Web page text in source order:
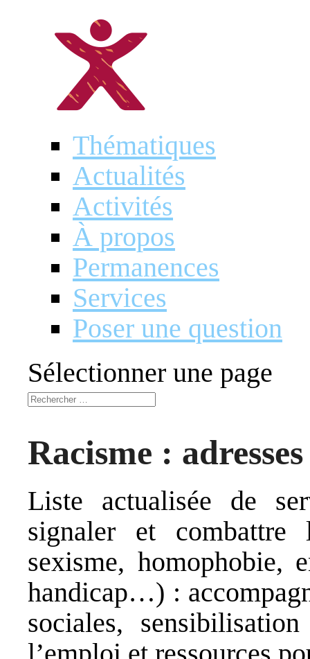
Thématiques
Actualités
Activités
À propos
Permanences
Services
Poser une question
Sélectionner une page
Racisme :
Liste actualisée de
signaler et combattre
sexisme, homophobie,
handicap…) :
sociales,